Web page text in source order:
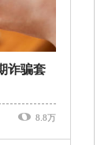
诈骗套
8.8万